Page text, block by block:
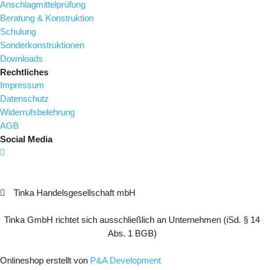
Anschlagmittelprüfung
Beratung & Konstruktion
Schulung
Sonderkonstruktionen
Downloads
Rechtliches
Impressum
Datenschutz
Widerrufsbelehrung
AGB
Social Media
Tinka Handelsgesellschaft mbH
Tinka GmbH richtet sich ausschließlich an Unternehmen (iSd. § 14
Abs. 1 BGB)
Onlineshop erstellt von P&A Development